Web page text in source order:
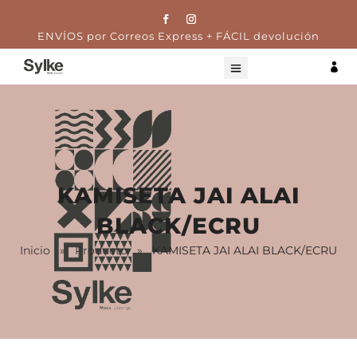
ENVÍOS por Correos Express + FÁCIL devolución

KAMISETA JAI ALAI
BLACK/ECRU
Inicio »Producto»KAMISETA JAI ALAI BLACK/ECRU